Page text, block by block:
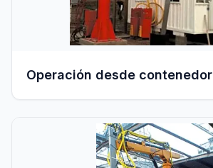
Operación desde contenedor